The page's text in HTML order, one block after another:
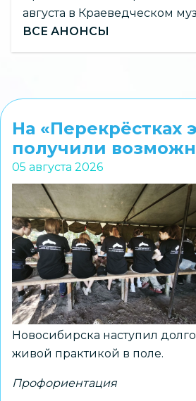
августа в Краеведческом
ВСЕ АНОНСЫ
На «Перекрёстках
получили
05 августа 2026
Новосибирска наступил
живой практикой в поле.
Профориентация